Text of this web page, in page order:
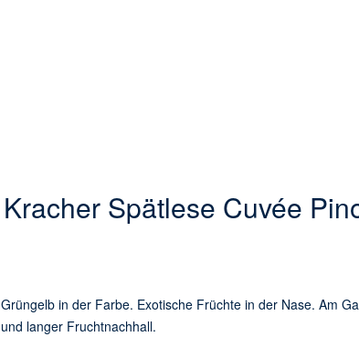
Kracher Spätlese Cuvée
Grüngelb in der Farbe. Exotische Früchte in der Nase. Am
und langer Fruchtnachhall.